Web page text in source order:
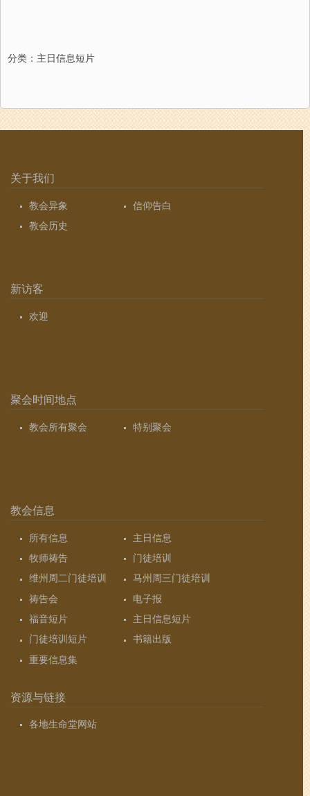
分类： 主日信息短片
关于我们
教会异象
信仰告白
教会历史
新访客
欢迎
聚会时间地点
教会所有聚会 特别聚会
教会信息
所有信息
主日信息
牧师祷告
门徒培训
维州周二门徒培训
马州周三门徒培训
祷告会
电子报
福音短片
主日信息短片
门徒培训短片
书籍出版
重要信息集
资源与链接
各地生命堂网站